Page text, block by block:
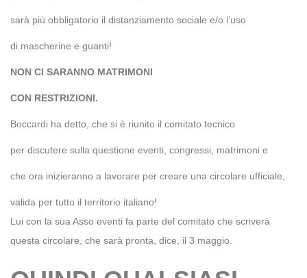
sarà più obbligatorio il distanziamento sociale e/o l’uso
di mascherine e guanti!
NON CI SARANNO MATRIMONI
CON RESTRIZIONI.
Boccardi ha detto, che si è riunito il comitato tecnico
per discutere sulla questione eventi, congressi, matrimoni e
che ora inizieranno a lavorare per creare una circolare ufficiale,
valida per tutto il territorio italiano!
Lui con la sua Asso eventi fa parte del comitato che scriverà
questa circolare, che sarà pronta, dice, il 3 maggio.